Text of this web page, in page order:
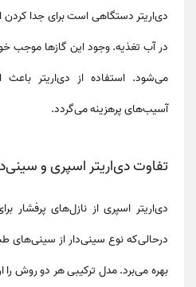
دی‌اریتر دستگاهی است برایجدا
در آب تغذیه. وجود این گازها موجب
می‌شود. استفاده از دی‌اریتر باعث
آسیب‌های پرهزینه می‌گردد.
تفاوت دی‌اریتر اسپری و
دی‌اریتر اسپری از نازل‌های پرفشار
درحالی‌که نوع سینی‌دار از سینی‌های
بهره می‌برد. مدل ترکیبی هر دو روش را